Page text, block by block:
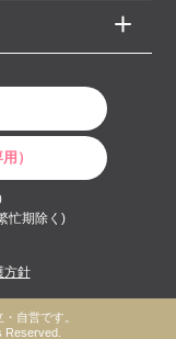
）
忙期除く)
方針
自営です。
Reserved.